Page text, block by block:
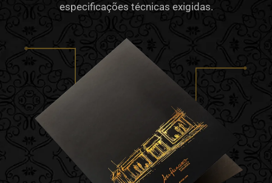
especificações técnicas exigidas.